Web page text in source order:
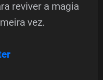
reviver a magia
vez.